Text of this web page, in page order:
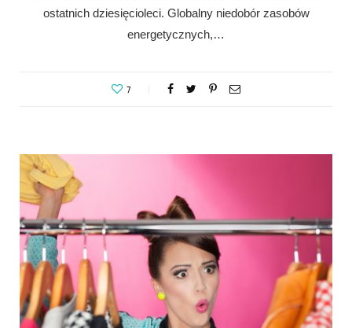
ostatnich dziesięcioleci. Globalny niedobór zasobów
energetycznych,…
7